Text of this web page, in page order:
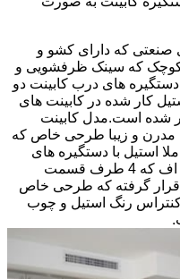
صنعتی که دارای کشو و
کوچک که سینک ظرفشویی و
های درب کابینت دو
کار شده در کابینت های
شده است.مدل کابینت
مدرن و زیبا طرحی خاص که
استیل با دستگیره های
بزرگ و کابینت های سمت چپ ام دی اف که 4 طرف قسمت
قرار گرفته که طرحی خاص
رنگ استیل و چوب